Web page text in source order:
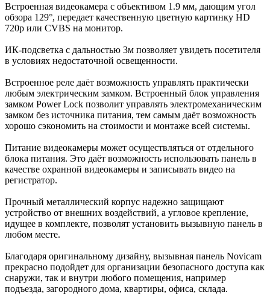
Встроенная видеокамера с объективом 1.9 мм, дающим угол
обзора 129°, передает качественную цветную картинку HD
720p или CVBS на монитор.
ИК-подсветка с дальностью 3м позволяет увидеть посетителя
в условиях недостаточной освещенности.
Встроенное реле даёт возможность управлять практически
любым электрическим замком. Встроенный блок управления
замком Power Lock позволит управлять электромеханическим
замком без источника питания, тем самым даёт возможность
хорошо сэкономить на стоимости и монтаже всей системы.
Питание видеокамеры может осуществляться от отдельного
блока питания. Это даёт возможность использовать панель в
качестве охранной видеокамеры и записывать видео на
регистратор.
Прочный металлический корпус надежно защищают
устройство от внешних воздействий, а угловое крепление,
идущее в комплекте, позволят установить вызывную панель в
любом месте.
Благодаря оригинальному дизайну, вызывная панель Novicam
прекрасно подойдет для организации безопасного доступа как
снаружи, так и внутри любого помещения, например
подъезда, загородного дома, квартиры, офиса, склада.